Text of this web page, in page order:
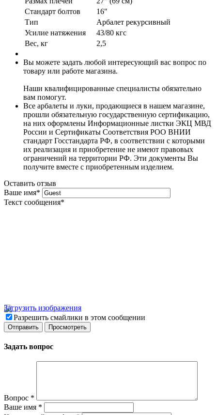
Стандарт болтов
16"
Тип
Арбалет рекурсивный
Усилие натяжения
43/80 кгс
Вес, кг
2,5
Вы можете задать любой интересующий вас вопрос по
товару или работе магазина.
Наши квалифицированные специалисты обязательно
вам помогут.
Все арбалеты и луки, продающиеся в нашем магазине,
прошли обязательную государственную сертификацию,
на них оформлены Информационные листки ЭКЦ МВД
России и Сертификаты Соответствия РОО ВНИИ
стандарт Госстандарта РФ, в соответствии с которыми
их реализация и приобретение не имеют правовых
ограничений на территории РФ. Эти документы Вы
получите вместе с приобретенным изделием.
Оставить отзыв
Ваше имя*
Текст сообщения*
Загрузить изображения
Разрешить смайлики в этом сообщении
Задать вопрос
Вопрос *
Ваше имя *